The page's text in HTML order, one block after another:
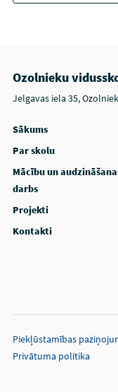
Ozolnieku
Jelgavas iela 35,
Sākums
Par skolu
Mācību un
darbs
Projekti
Kontakti
Piekļūstamības
Privātuma politika